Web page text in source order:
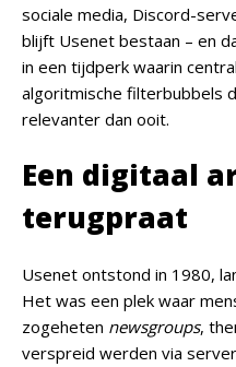
sociale media, Discord-
blijft Usenet bestaan – en
in een tijdperk waarin
algoritmische filterbubbels
relevanter dan ooit.
Een digitaal
terugpraat
Usenet ontstond in 1980,
Het was een plek waar
zogeheten newsgroups,
verspreid werden via